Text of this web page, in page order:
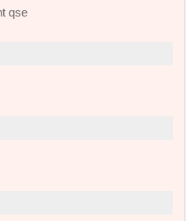
qse